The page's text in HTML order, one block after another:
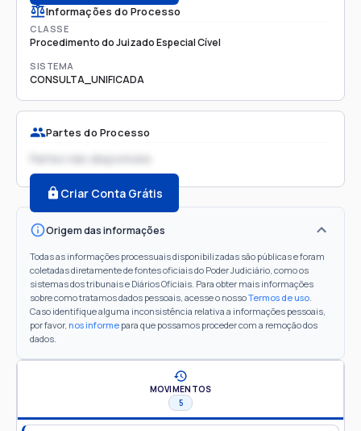
Informações do Processo
CLASSE
Procedimento do Juizado Especial Cível
SISTEMA
CONSULTA_UNIFICADA
Partes do Processo
Partes não disponíveis
Criar Conta Grátis
Origem das informações
Todas as informações processuais disponibilizadas são públicas e foram
coletadas diretamente de fontes oficiais do Poder Judiciário, como os
sistemas dos tribunais e Diários Oficiais. Para obter mais informações
sobre como tratamos dados pessoais, acesse o nossoTermos de uso.
Caso identifique alguma inconsistência relativa a informações pessoais,
por favor, nos informe para que possamos proceder com a remoção dos
dados.
MOVIMENTOS
5